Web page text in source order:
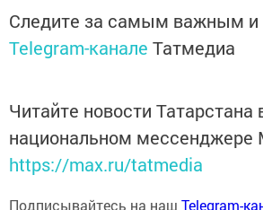
Следите за самым важным и
Telegram-канале Татмедиа
Читайте новости Татарстана
национальном мессенджере
https://max.ru/tatmedia
Подписывайтесь на наш Telegram-